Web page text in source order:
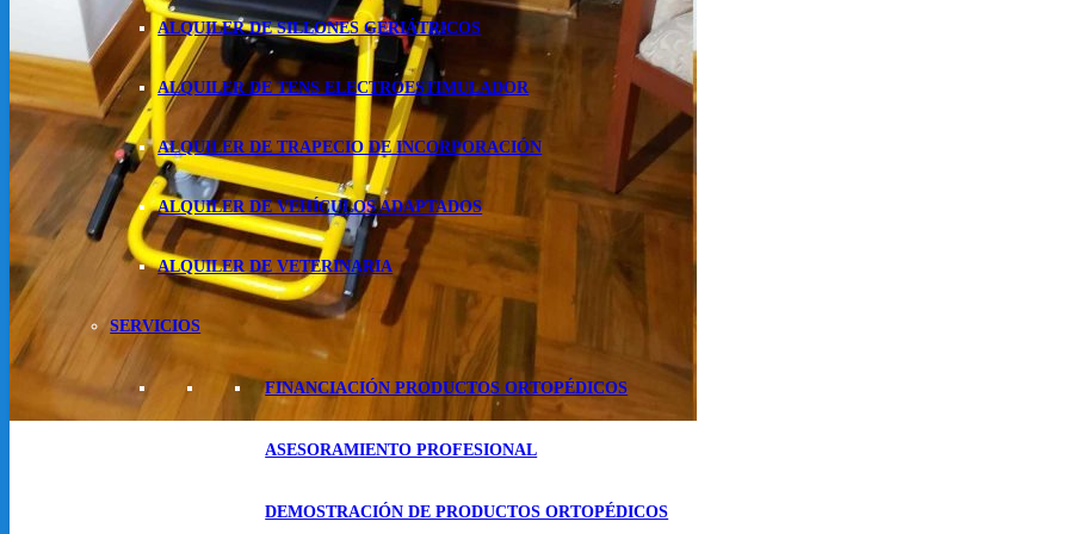
ALQUILER DE SILLONES GERIÁTRICOS
ALQUILER DE TENS ELECTROESTIMULADOR
ALQUILER DE TRAPECIO DE INCORPORACIÓN
ALQUILER DE VEHÍCULOS ADAPTADOS
ALQUILER DE VETERINARIA
SERVICIOS
FINANCIACIÓN PRODUCTOS ORTOPÉDICOS
ASESORAMIENTO PROFESIONAL
DEMOSTRACIÓN DE PRODUCTOS ORTOPÉDICOS